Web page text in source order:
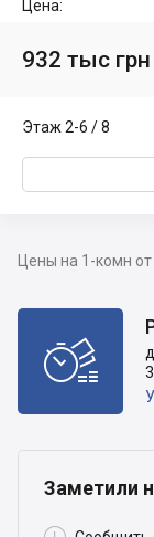
Цена:
932 тыс грн
Этаж 2-6 / 8
Цены на 1-комн

Заметили